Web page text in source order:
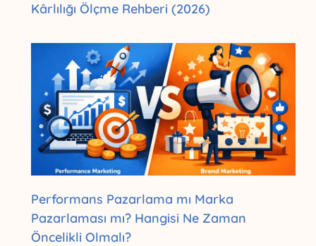
Kârlılığı Ölçme Rehberi (2026)
Performans Pazarlama mı Marka
Pazarlaması mı? Hangisi Ne Zaman
Öncelikli Olmalı?